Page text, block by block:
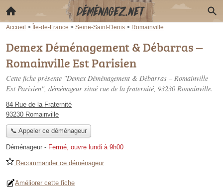
Accueil > Île-de-France > Seine-Saint-Denis > Romainville
Demex Déménagement & Débarras –
Romainville Est Parisien
Cette fiche présente "Demex Déménagement & Débarras – Romainville
Est Parisien", déménageur situé rue de la fraternité, 93230 Romainville.
84 Rue de la Fraternité
93230 Romainville
📞 Appeler ce déménageur
Déménageur - Fermé, ouvre lundi à 9h00
Recommander ce déménageur
Améliorer cette fiche